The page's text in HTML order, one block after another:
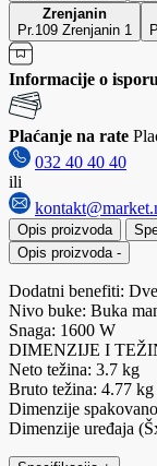
Zrenjanin
Pr.109 Zrenjanin 1
Informacije o
Plaćanje na rate
032 40 40 40
ili
Opis proizvoda
Opis proizvoda -
Dodatni benefiti:
Nivo buke: Buka
Snaga: 1600 W
DIMENZIJE I
Neto težina: 3.7 kg
Bruto težina: 4.77 kg
Dimenzije
Dimenzije uređaja